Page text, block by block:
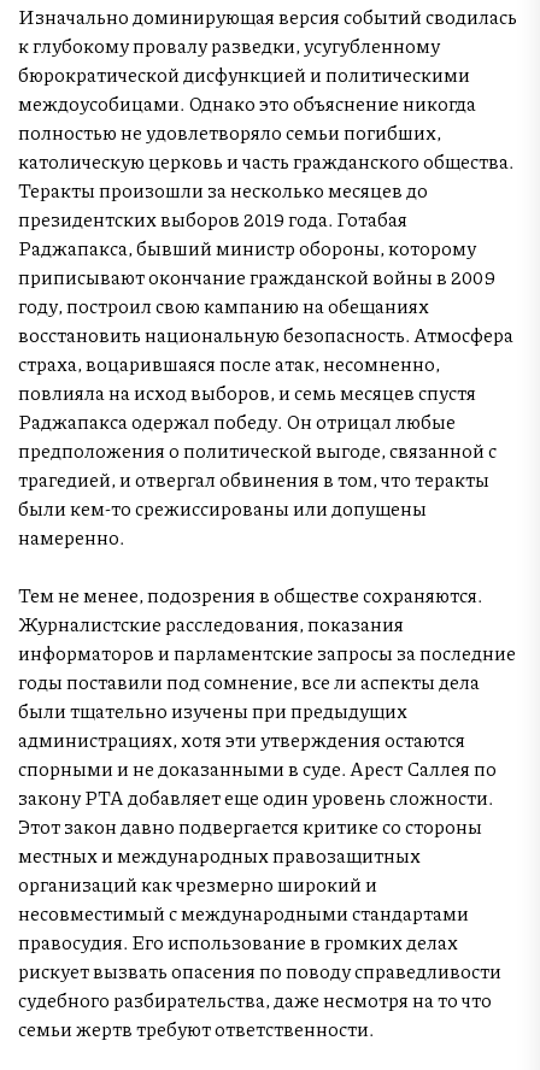
Изначально доминирующая версия событий сводилась
к глубокому провалу разведки, усугубленному
бюрократической дисфункцией и политическими
междоусобицами. Однако это объяснение никогда
полностью не удовлетворяло семьи погибших,
католическую церковь и часть гражданского общества.
Теракты произошли за несколько месяцев до
президентских выборов 2019 года. Готабая
Раджапакса, бывший министр обороны, которому
приписывают окончание гражданской войны в 2009
году, построил свою кампанию на обещаниях
восстановить национальную безопасность. Атмосфера
страха, воцарившаяся после атак, несомненно,
повлияла на исход выборов, и семь месяцев спустя
Раджапакса одержал победу. Он отрицал любые
предположения о политической выгоде, связанной с
трагедией, и отвергал обвинения в том, что теракты
были кем-то срежиссированы или допущены
намеренно.
Тем не менее, подозрения в обществе сохраняются.
Журналистские расследования, показания
информаторов и парламентские запросы за последние
годы поставили под сомнение, все ли аспекты дела
были тщательно изучены при предыдущих
администрациях, хотя эти утверждения остаются
спорными и не доказанными в суде. Арест Саллея по
закону PTA добавляет еще один уровень сложности.
Этот закон давно подвергается критике со стороны
местных и международных правозащитных
организаций как чрезмерно широкий и
несовместимый с международными стандартами
правосудия. Его использование в громких делах
рискует вызвать опасения по поводу справедливости
судебного разбирательства, даже несмотря на то что
семьи жертв требуют ответственности.